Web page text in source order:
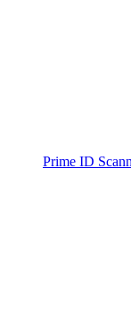
Prime ID